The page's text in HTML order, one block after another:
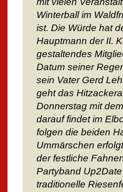
Winterball im
ist. Die Würde hat
Hauptmann der II.
gestaltendes
Datum seiner
sein Vater Gerd
geht das
Donnerstag mit
darauf findet im
folgen die beiden
Ummärschen
der festliche
Partyband
traditionelle